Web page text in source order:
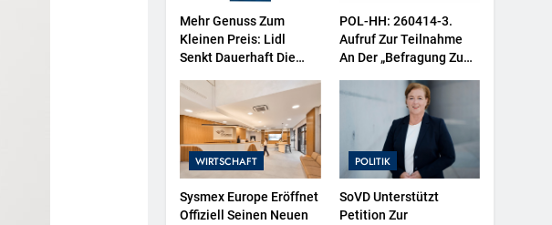
Mehr Genuss Zum
Kleinen Preis: Lidl
Senkt Dauerhaft Die
26 Schokoladenartikel
Jetzt Bis Zu 13 Prozent
Günstiger
POL-HH: 260414-3.
Aufruf Zur Teilnahme
An Der „Befragung Zu
Kriminalität In
Deutschland (SKiD)
2026“
WIRTSCHAFT
Sysmex Europe Eröffnet
Offiziell Seinen Neuen
POLITIK
SoVD Unterstützt
Petition Zur